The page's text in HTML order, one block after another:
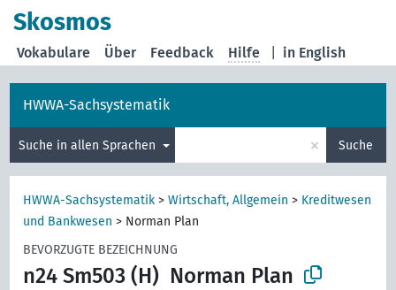
Skosmos
in English
Vokabulare Über Feedback Hilfe
HWWA-Sachsystematik
Suche in allen Sprachen × Suche
HWWA-Sachsystematik >Wirtschaft, Allgemein > Kreditwesen
und Bankwesen > Norman Plan
BEVORZUGTE BEZEICHNUNG
n24 Sm503 (H) Norman Plan